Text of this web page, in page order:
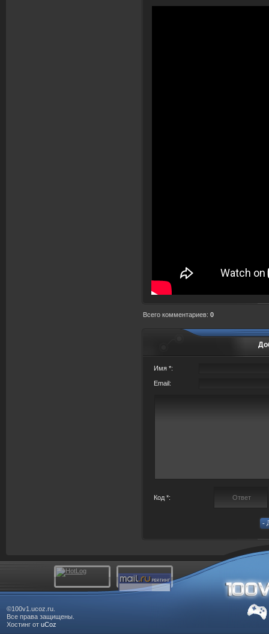
Всего комментариев: 0
Имя *:
Email:
Код *:
©100v1.ucoz.ru.
Все права защищены.
Хостинг от uCoz